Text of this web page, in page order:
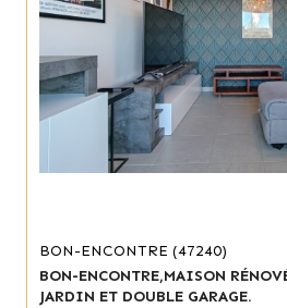
BON-ENCONTRE (47240)
BON-ENCONTRE,MAISON
JARDIN ET DOUBLE GARAGE.